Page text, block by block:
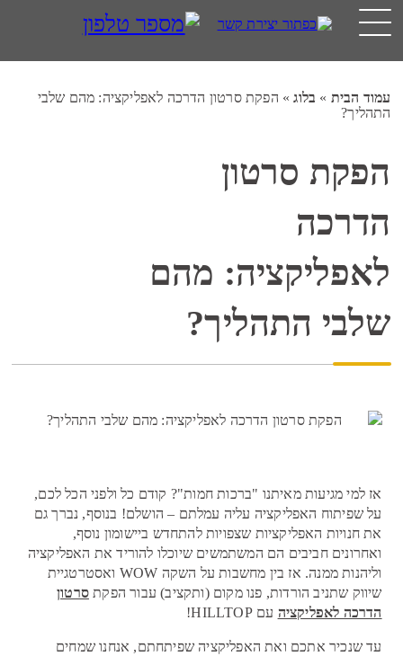
עמוד הבית » בלוג» הפקת סרטון הדרכה לאפליקציה: מהם שלבי
התהליך?
הפקת סרטון
הדרכה
לאפליקציה: מהם
שלבי התהליך?
אז למי מגיעות מאיתנו "ברכות חמות"? קודם כל ולפני הכל לכם,
על שפיתוח האפליקציה עליה עמלתם – הושלם! בנוסף, נברך גם
את חנויות האפליקציות שצפויות להתחדש ביישומון נוסף,
ואחרונים חביבים הם המשתמשים שיוכלו להוריד את האפליקציה
וליהנות ממנה. אז בין מחשבות על השקה WOW ואסטרטגיית
שיווק שתניב הורדות, פנו מקום (ותקציב) עבור הפקתסרטון
הדרכה לאפליקציה עם HILLTOP!
עד שנכיר אתכם ואת האפליקציה שפיתחתם, אנחנו שמחים